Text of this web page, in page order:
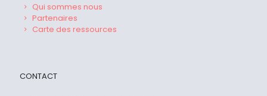
Qui sommes nous
Partenaires
Carte des ressources
CONTACT